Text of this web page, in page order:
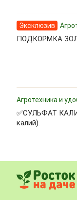
Эксклюзив
ПОДКОРМКА
Агротехника и
✅СУЛЬФАТ
калий).